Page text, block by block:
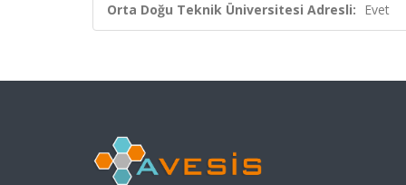
Orta Doğu Teknik Üniversitesi Adresli: Evet